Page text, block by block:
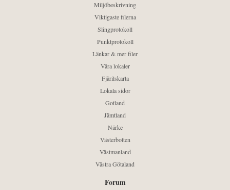
Miljöbeskrivning
Viktigaste filerna
Slingprotokoll
Punktprotokoll
Länkar & mer filer
Våra lokaler
Fjärilskarta
Lokala sidor
Gotland
Jämtland
Närke
Västerbotten
Västmanland
Västra Götaland
Forum